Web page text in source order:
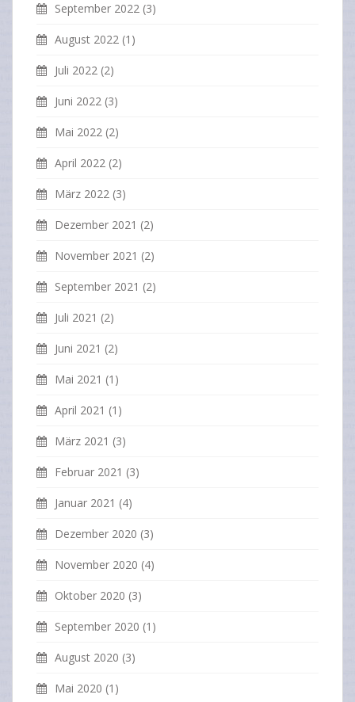
September 2022 (3)
August 2022 (1)
Juli 2022 (2)
Juni 2022 (3)
Mai 2022 (2)
April 2022 (2)
März 2022 (3)
Dezember 2021 (2)
November 2021 (2)
September 2021 (2)
Juli 2021 (2)
Juni 2021 (2)
Mai 2021 (1)
April 2021 (1)
März 2021 (3)
Februar 2021 (3)
Januar 2021 (4)
Dezember 2020 (3)
November 2020 (4)
Oktober 2020 (3)
September 2020 (1)
August 2020 (3)
Mai 2020 (1)